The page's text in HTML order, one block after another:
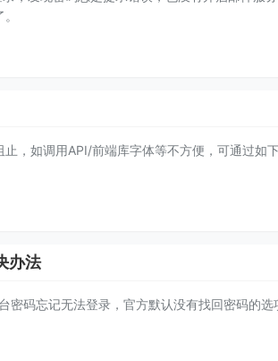
，如调用API/前端库字体等不方便，可通过如
办法
密码忘记无法登录，官方默认没有找回密码的选